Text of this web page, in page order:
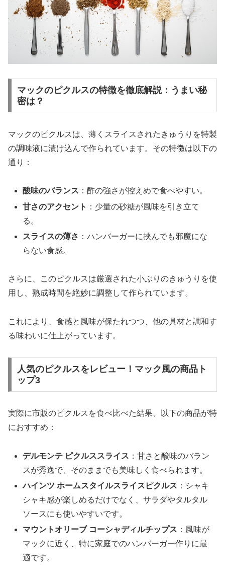
マックのピクルスの特徴を徹底解説：うまい秘
密は？
マックのピクルスは、薄くスライスされたきゅうりを特製
の調味液に漬け込んで作られています。その特徴は以下の
通り：
酸味のバランス ：酢の強さが控えめで食べやすい。
甘さのアクセント ：少量の砂糖が風味を引き立て
る。
スライスの薄さ ：ハンバーガーに挟んでも邪魔にな
らない食感。
さらに、このピクルスは厳選された小ぶりのきゅうりを使
用し、熟成時間を絶妙に調整して作られています。
これにより、食感と風味が保たれつつ、他の具材と調和す
る味わいに仕上がっています。
人気のピクルスをレビュー！マック風の商品ト
ップ3
実際に市販のピクルスを食べ比べた結果、以下の商品が特
におすすめ：
デルモンテ ピクルススライス ：甘さと酸味のバラン
スが秀逸で、そのままでも美味しく食べられます。
ハインツ ホームスタイルスライスピクルス ：シャキ
シャキ感が楽しめるだけでなく、サラダやタルタル
ソースにも使いやすいです。
マウントオリーブ コーシャディルチップス ：風味が
マックに近く、特に家庭でのハンバーガー作りに最
適です。